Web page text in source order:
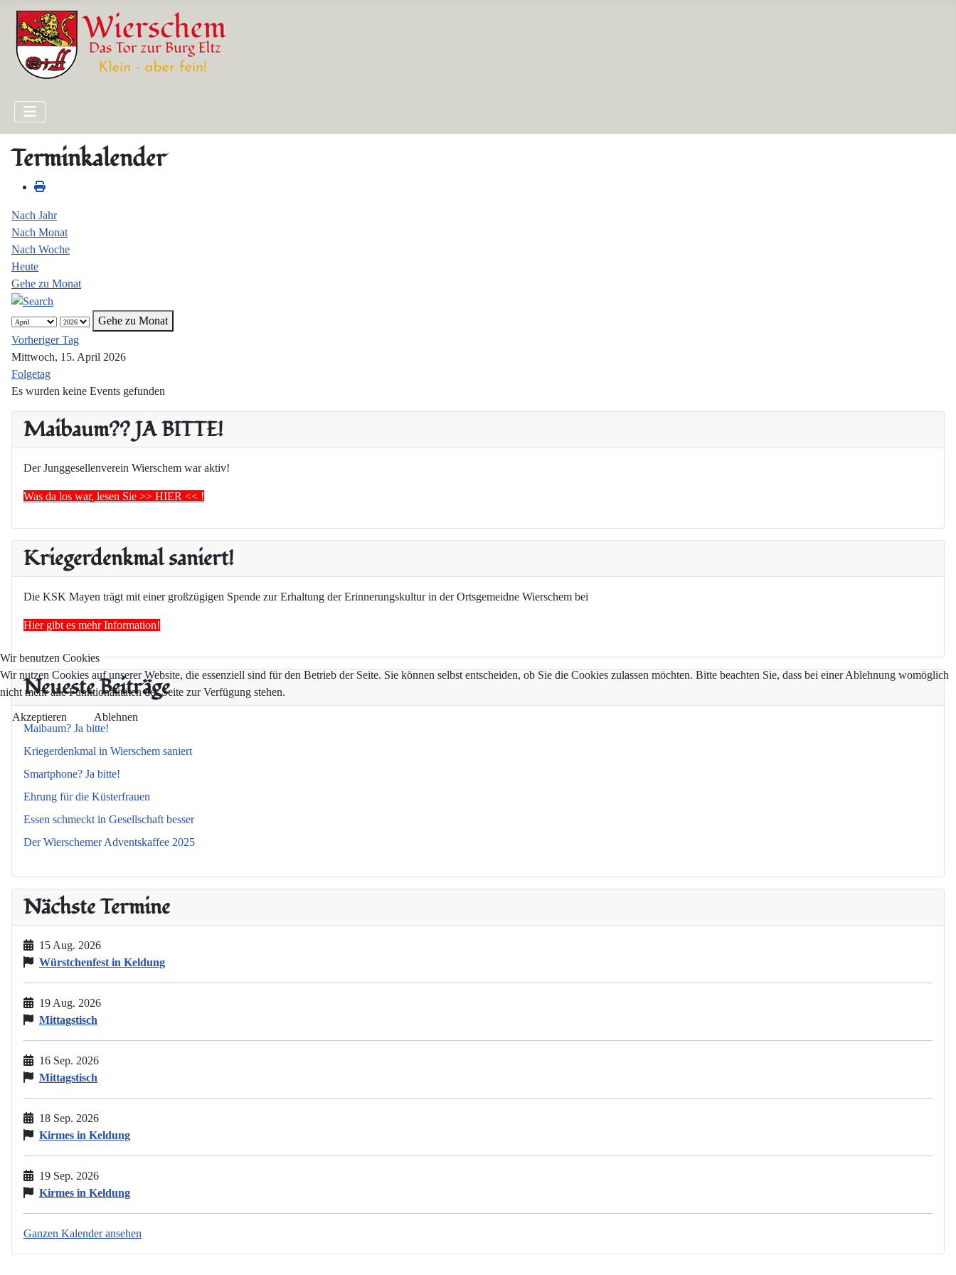
Maibaum?? JA BITTE!
Der Junggesellenverein Wierschem war aktiv!
Was da los war, lesen Sie >> HIER << !
Kriegerdenkmal saniert!
Die KSK Mayen trägt mit einer großzügigen Spende zur Erhaltung der Erinnerungskultur in der Ortsgemeidne Wierschem bei
Hier gibt es mehr Information!
Neueste Beiträge
Maibaum? Ja bitte!
Kriegerdenkmal in Wierschem saniert
Smartphone? Ja bitte!
Ehrung für die Küsterfrauen
Essen schmeckt in Gesellschaft besser
Der Wierschemer Adventskaffee 2025
Nächste Termine
15 Aug. 2026
Würstchenfest in Keldung
19 Aug. 2026
Mittagstisch
16 Sep. 2026
Mittagstisch
18 Sep. 2026
Kirmes in Keldung
19 Sep. 2026
Kirmes in Keldung
Ganzen Kalender ansehen
Terminkalender
Nach Jahr
Nach Monat
Nach Woche
Heute
Gehe zu Monat
Gehe zu Monat
Vorheriger Tag
Mittwoch, 15. April 2026
Folgetag
Es wurden keine Events gefunden
Wir benutzen Cookies
Wir nutzen Cookies auf unserer Website, die essenziell sind für den Betrieb der Seite. Sie können selbst entscheiden, ob Sie die Cookies zulassen möchten. Bitte beachten Sie, dass bei einer Ablehnung womöglich
nicht mehr alle Funktionalitäten der Seite zur Verfügung stehen.
Akzeptieren Ablehnen